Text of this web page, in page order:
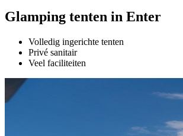
Glamping tenten in Enter
Volledig ingerichte tenten
Privé sanitair
Veel faciliteiten